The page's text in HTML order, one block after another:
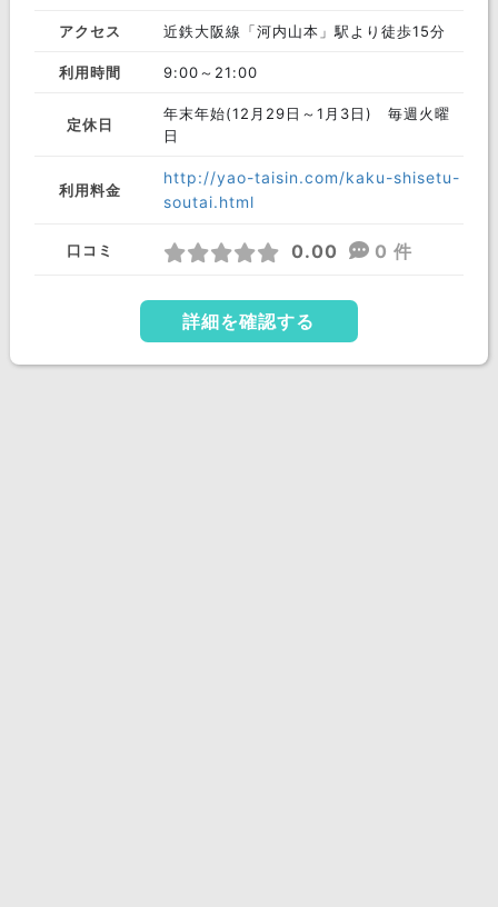
アクセス 近鉄大阪線「河内山本」駅より徒歩15分
利用時間 9:00～21:00
定休日
年末年始(12月29日～1月3日) 毎週火曜
日
利用料金
http://yao-taisin.com/kaku-shisetu-
soutai.html
口コミ 0.00 0 件
詳細を確認する